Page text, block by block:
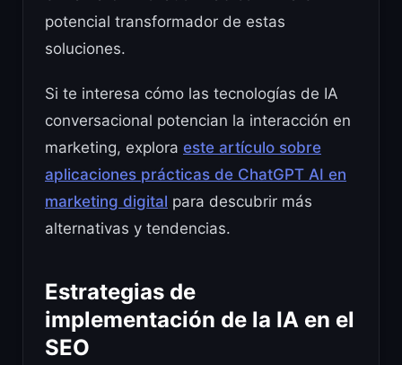
potencial transformador de estas
soluciones.
Si te interesa cómo las tecnologías de IA
conversacional potencian la interacción en
marketing, explora este artículo sobre
aplicaciones prácticas de ChatGPT AI en
marketing digital para descubrir más
alternativas y tendencias.
Estrategias de
implementación de la IA en el
SEO